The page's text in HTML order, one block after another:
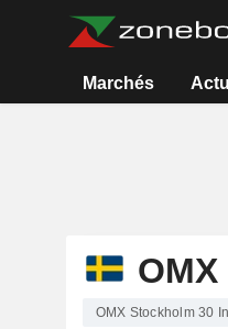
Marchés
OMX Stockholm 30